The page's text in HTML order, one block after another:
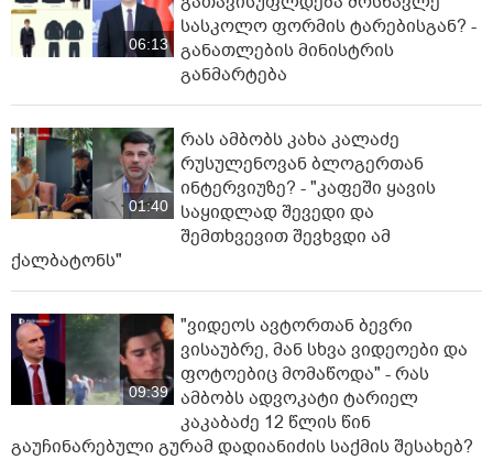
06:13
სასკოლო ფორმის ტარებისგან? -
განათლების მინისტრის
განმარტება
01:40
რას ამბობს კახა კალაძე
რუსულენოვან ბლოგერთან
ინტერვიუზე? - "კაფეში ყავის
საყიდლად შევედი და
შემთხვევით შევხვდი ამ
ქალბატონს"
09:39
"ვიდეოს ავტორთან ბევრი
ვისაუბრე, მან სხვა ვიდეოები და
ფოტოებიც მომაწოდა" - რას
ამბობს ადვოკატი ტარიელ
კაკაბაძე 12 წლის წინ
გაუჩინარებული გურამ დადიანიძის საქმის შესახებ?